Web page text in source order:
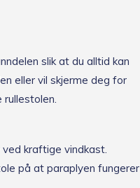
slik at du alltid kan
eller vil skjerme deg for
kraftige vindkast.
på at paraplyen fungerer